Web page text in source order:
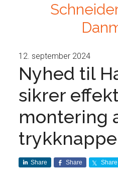
12. september 2024
Nyhed til
sikrer
montering
Share Share Share